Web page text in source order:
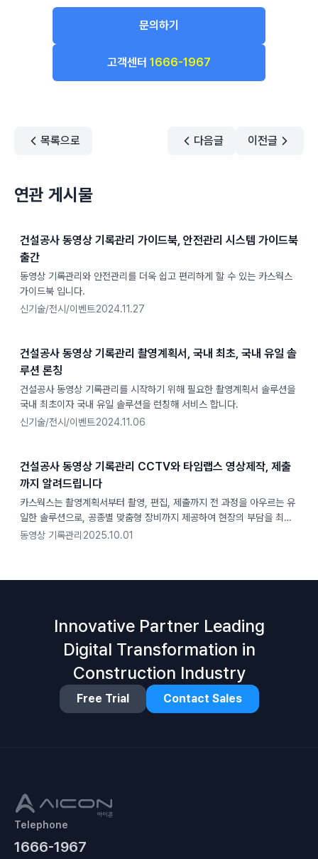
문의하기
고객센터 1666-1967
목록으로 다음글 이전글
연관 게시물
건설공사 동영상 기록관리 가이드북, 안전관리 시스템 가이드북
출간
동영상 기록관리와 안전관리를 더욱 쉽고 편리하게 할 수 있는 카스웍스
가이드북 입니다.
신기술/전시/이벤트2024.11.27
건설공사 동영상 기록관리 촬영계획서, 국내 최초, 국내 유일 솔
루션 론칭
건설공사 동영상 기록관리를 시작하기 위해 필요한 촬영계획서 솔루션을
국내 최초이자 국내 유일 솔루션을 런칭해 서비스 합니다.
신기술/전시/이벤트2024.11.06
건설공사 동영상 기록관리 CCTV와 타임랩스 영상제작, 제출
까지 알려드립니다
카스웍스는 촬영계획서부터 촬영, 편집, 제출까지 전 과정을 아우르는 유
일한 솔루션으로, 공종별 맞춤형 장비까지 제공하여 현장의 부담을 최소
화합니다.
동영상 기록관리 2025.10.01
Innovative Partner Leading
Digital Transformation in
Construction Industry
Free Trial Contact Sales
Telephone
1666-1967